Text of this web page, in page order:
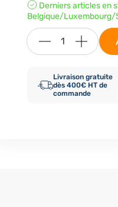
Derniers articles en
Belgique/Luxembourg/
Livraison gratuite
dès 400€ HT de
commande